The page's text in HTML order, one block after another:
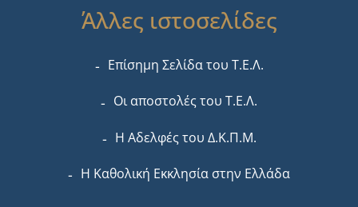
Άλλες ιστοσελίδες
Επίσημη Σελίδα του Τ.Ε.Λ.
Οι αποστολές του Τ.Ε.Λ.
Η Αδελφές του Δ.Κ.Π.Μ.
Η Καθολική Εκκλησία στην Ελλάδα